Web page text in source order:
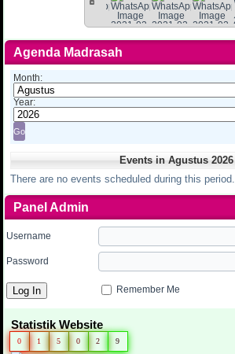
Agenda Madrasah
Month:
Year:
Events in Agustus 2026
There are no events scheduled during this period.
Panel Admin
Username
Password
Remember Me
Statistik Website
0 1 5 0 2 9